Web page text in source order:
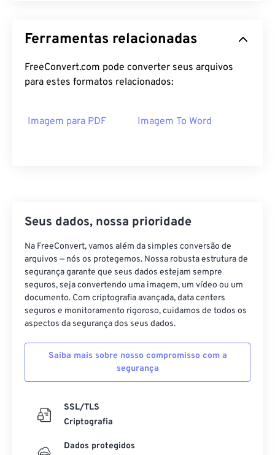
Ferramentas relacionadas
FreeConvert.com pode converter seus arquivos
para estes formatos relacionados:
Imagem para PDF Imagem To Word
Seus dados, nossa prioridade
Na FreeConvert, vamos além da simples conversão de
arquivos — nós os protegemos. Nossa robusta estrutura de
segurança garante que seus dados estejam sempre
seguros, seja convertendo uma imagem, um vídeo ou um
documento. Com criptografia avançada, data centers
seguros e monitoramento rigoroso, cuidamos de todos os
aspectos da segurança dos seus dados.
Saiba mais sobre nosso compromisso com a
segurança
SSL/TLS
Criptografia
Dados protegidos